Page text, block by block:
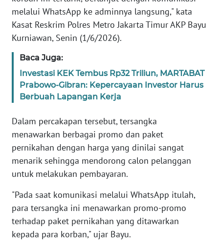
melalui WhatsApp ke adminnya langsung," kata
Kasat Reskrim Polres Metro Jakarta Timur AKP Bayu
Kurniawan, Senin (1/6/2026).
Baca Juga:
Investasi KEK Tembus Rp32 Triliun, MARTABAT
Prabowo-Gibran: Kepercayaan Investor Harus
Berbuah Lapangan Kerja
Dalam percakapan tersebut, tersangka
menawarkan berbagai promo dan paket
pernikahan dengan harga yang dinilai sangat
menarik sehingga mendorong calon pelanggan
untuk melakukan pembayaran.
"Pada saat komunikasi melalui WhatsApp itulah,
para tersangka ini menawarkan promo-promo
terhadap paket pernikahan yang ditawarkan
kepada para korban," ujar Bayu.
WN
NTT
WN
KEPRI
WN
PAPUA
PAPUA
BARAT
WN
RIAU
WN
SERAMBI
WN